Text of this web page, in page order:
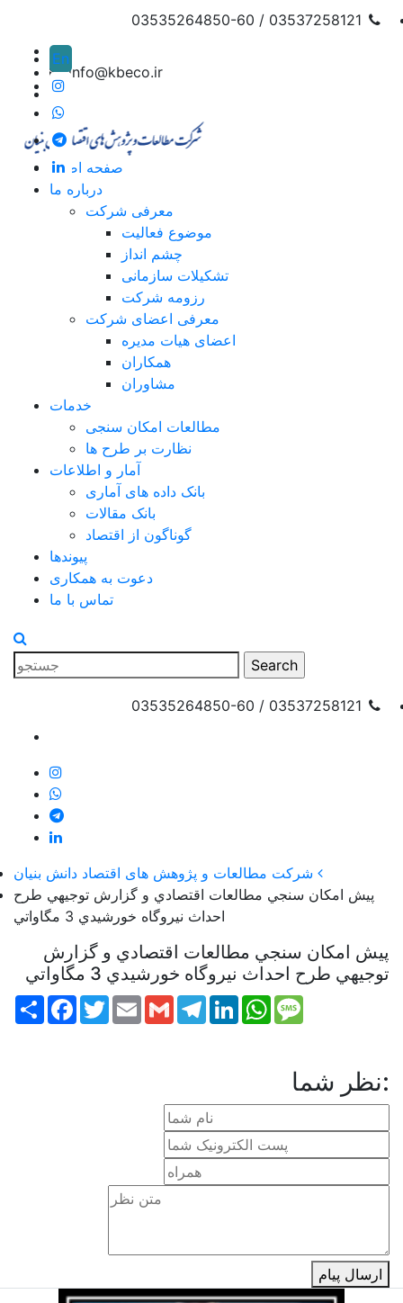
03537258121 / 03535264850-60
info@kbeco.ir
En
صفحه اصلی
درباره ما
معرفی شرکت
موضوع فعالیت
چشم انداز
تشکیلات سازمانی
رزومه شرکت
معرفی اعضای شرکت
اعضای هیات مدیره
همکاران
مشاوران
خدمات
مطالعات امکان سنجی
نظارت بر طرح ها
آمار و اطلاعات
بانک داده های آماری
بانک مقالات
گوناگون از اقتصاد
پیوندها
دعوت به همکاری
تماس با ما
03537258121 / 03535264850-60
پیش امکان سنجي مطالعات اقتصادي و گزارش توجيهي طرح
احداث نيروگاه خورشيدي 3 مگاواتي
پیش امکان سنجي مطالعات اقتصادي و گزارش
توجيهي طرح احداث نيروگاه خورشيدي 3 مگاواتي
ShareFacebook
TwitterEmailGmailTelegramLinkedInWhatsApp
نظر شما:
ارسال پیام